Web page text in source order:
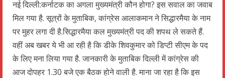
नई दिल्ली:कर्नाटक का अगला मुख्यमंत्री कौन होगा? इस सवाल का जवाब
मिल गया है. सूत्रों के मुताबिक, कांग्रेस आलाकमान ने सिद्धारमैया के नाम
पर मुहर लगा दी है.सिद्धारमैया कल मुख्यमंत्री पद की शपथ ले सकते हैं.
वहीं अब खबर ये भी आ रही है कि डीके शिवकुमार को डिप्टी सीएम के पद
के लिए मना लिया गया है. जानकारी के मुताबिक दिल्ली में कांग्रेस की
आज दोपहर 1.30 बजे एक बैठक होने वाली है. माना जा रहा है कि इस